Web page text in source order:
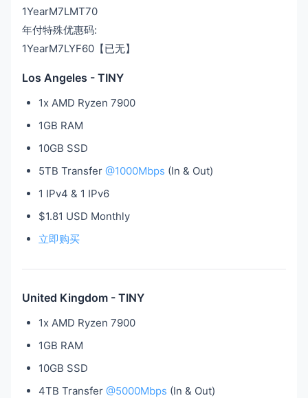
1YearM7LMT70
年付特殊优惠码:
1YearM7LYF60【已无】
Los Angeles - TINY
1x AMD Ryzen 7900
1GB RAM
10GB SSD
5TB Transfer @1000Mbps (In & Out)
1 IPv4 & 1 IPv6
$1.81 USD Monthly
立即购买
United Kingdom - TINY
1x AMD Ryzen 7900
1GB RAM
10GB SSD
4TB Transfer @5000Mbps (In & Out)